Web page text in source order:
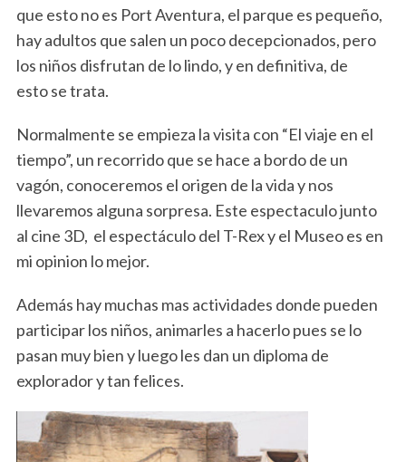
que esto no es Port Aventura, el parque es pequeño,
hay adultos que salen un poco decepcionados, pero
los niños disfrutan de lo lindo, y en definitiva, de
esto se trata.
Normalmente se empieza la visita con “El viaje en el
tiempo”, un recorrido que se hace a bordo de un
vagón, conoceremos el origen de la vida y nos
llevaremos alguna sorpresa. Este espectaculo junto
al cine 3D, el espectáculo del T-Rex y el Museo es en
mi opinion lo mejor.
Además hay muchas mas actividades donde pueden
participar los niños, animarles a hacerlo pues se lo
pasan muy bien y luego les dan un diploma de
explorador y tan felices.